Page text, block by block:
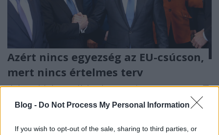
Blog - Do Not Process My Personal Information
If you wish to opt-out of the sale, sharing to third parties, or
Azért nincs egyezség az EU-csúcson,
mert nincs értelmes terv
Jámbor András és Pap Szilárd István•2016. március 08.
borította az asztalt, az olaszok, a franciák, a